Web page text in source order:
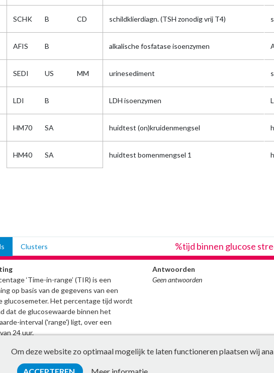
SCHK B CD schildklierdiagn. (TSH zonodig vrij T4)
AFIS B alkalische fosfatase isoenzymen
SEDI US MM urinesediment
LDI B LDH isoenzymen
HM70 SA huidtest (on)kruidenmengsel
HM40 SA huidtest bomenmengsel 1
Clusters %tijd binnen glucose
‘Time-in-range’ (TIR) is een
op basis van de gegevens van een
glucosemeter. Het percentage tijd wordt
dat de glucosewaarde binnen het
interval ('range') ligt, over een
24 uur.
Antwoorden
Geen antwoorden
Om deze website zo optimaal mogelijk te laten functioneren plaatsen wij